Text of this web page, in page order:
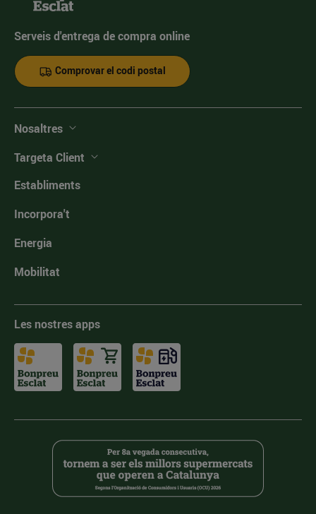
Serveis d'entrega de compra online
Comprovar el codi postal
Nosaltres
Targeta Client
Establiments
Incorpora't
Energia
Mobilitat
Les nostres apps